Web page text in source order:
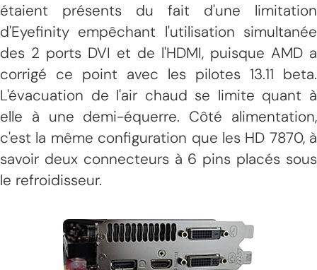
étaient présents du fait d'une limitation
d'Eyefinity empêchant l'utilisation simultanée
des 2 ports DVI et de l'HDMI, puisque AMD a
corrigé ce point avec les pilotes 13.11 beta.
L'évacuation de l'air chaud se limite quant à
elle à une demi-équerre. Côté alimentation,
c'est la même configuration que les HD 7870, à
savoir deux connecteurs à 6 pins placés sous
le refroidisseur.